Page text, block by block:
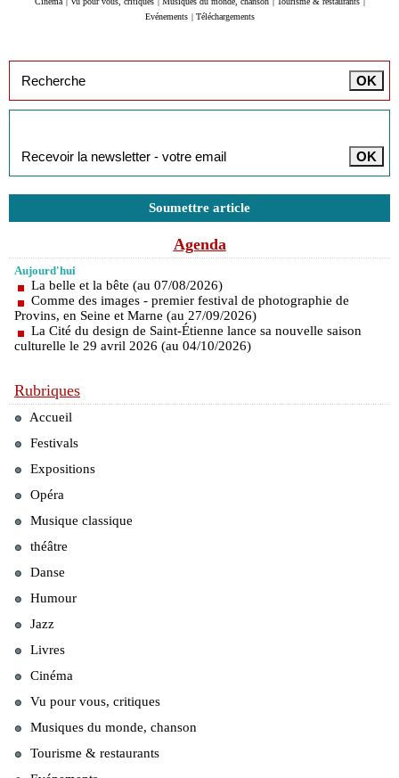
Evénements | Téléchargements
Soumettre article
Agenda
Aujourd'hui
La belle et la bête (au 07/08/2026)
Comme des images - premier festival de photographie de
Provins, en Seine et Marne (au 27/09/2026)
La Cité du design de Saint-Étienne lance sa nouvelle saison
culturelle le 29 avril 2026 (au 04/10/2026)
Rubriques
Accueil
Festivals
Expositions
Opéra
Musique classique
théâtre
Danse
Humour
Jazz
Livres
Cinéma
Vu pour vous, critiques
Musiques du monde, chanson
Tourisme & restaurants